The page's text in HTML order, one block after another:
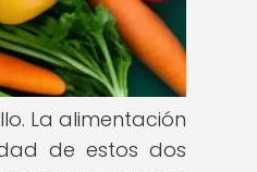
La alimentación
de estos dos